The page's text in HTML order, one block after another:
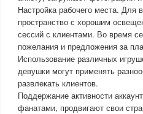
Настройка рабочего места.
пространство с хорошим
сессий с клиентами. Во время
пожелания и предложения за
Использование различных
девушки могут применять
развлекать клиентов.
Поддержание активности
фанатами, продвигают свои